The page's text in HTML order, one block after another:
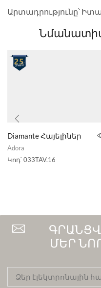
Արտադրությունը՝
Diamante Հայելիներ
Adora
Կոդ՝033TAV.16
ՄԵՐ